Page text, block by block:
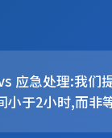
应急处理:我
小于2小时,而非